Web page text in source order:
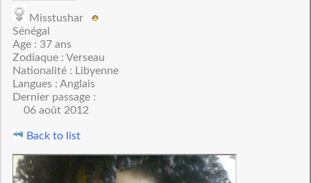
Misstushar
Sénégal
Age : 37 ans
Zodiaque : Verseau
Nationalité : Libyenne
Langues : Anglais
Dernier passage :
06 août 2012
Back to list